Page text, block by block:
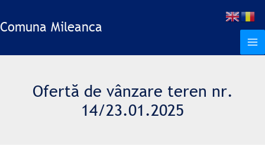
la
conținut
Comuna Mileanca
Ofertă de vânzare teren nr.
14/23.01.2025